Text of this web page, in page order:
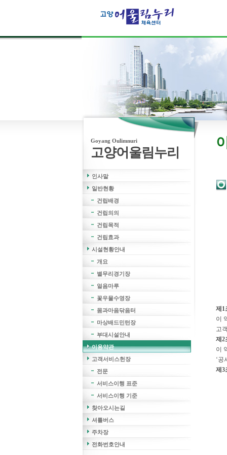
고객의 웃음보다 더 큰행복은 없습니다.
제1
이
고
제2
이
‘공
제3
Goyang Oulimnuri
고양어울림누리
인사말
일반현황
건립배경
건립의의
건립목적
건립효과
시설현황안내
개요
별무리경기장
얼음마루
꽃우물수영장
몸과마음닦음터
마상배드민턴장
부대시설안내
이용약관
고객서비스헌장
전문
서비스이행 표준
서비스이행 기준
찾아오시는길
셔틀버스
주차장
전화번호안내